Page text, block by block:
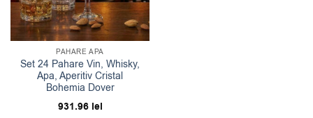
PAHARE APA
Set 24 Pahare Vin, Whisky,
Apa, Aperitiv Cristal
Bohemia Dover
931.96 lei